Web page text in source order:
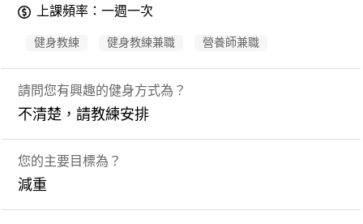
上課頻率：一週一次
健身教練 健身教練兼職 營養師兼職
請問您有興趣的健身方式為？
不清楚，請教練安排
您的主要目標為？
減重